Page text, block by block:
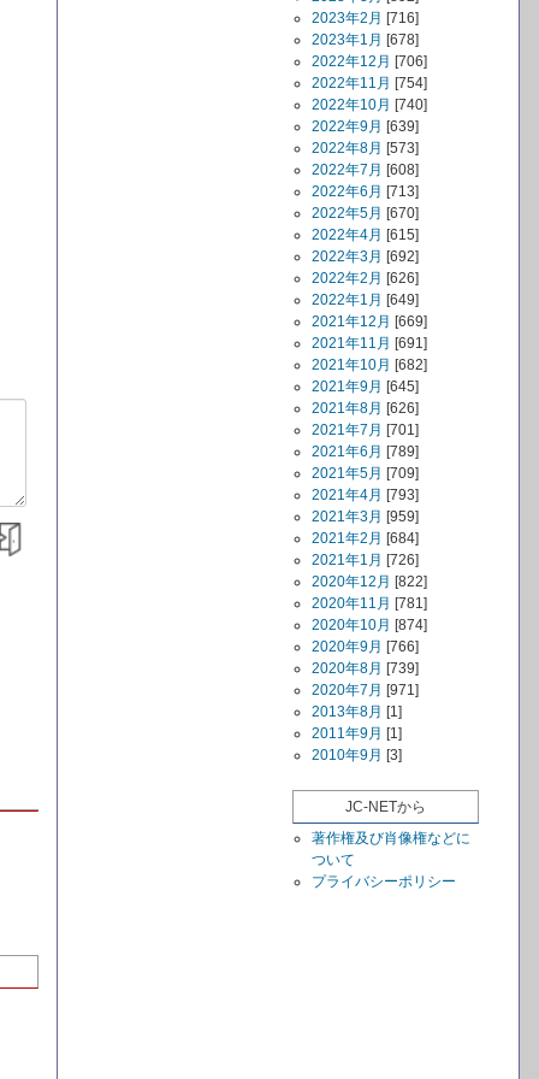
2023年2月 [716]
2023年1月 [678]
2022年12月 [706]
2022年11月 [754]
2022年10月 [740]
2022年9月 [639]
2022年8月 [573]
2022年7月 [608]
2022年6月 [713]
2022年5月 [670]
2022年4月 [615]
2022年3月 [692]
2022年2月 [626]
2022年1月 [649]
2021年12月 [669]
2021年11月 [691]
2021年10月 [682]
2021年9月 [645]
2021年8月 [626]
2021年7月 [701]
2021年6月 [789]
2021年5月 [709]
2021年4月 [793]
2021年3月 [959]
2021年2月 [684]
2021年1月 [726]
2020年12月 [822]
2020年11月 [781]
2020年10月 [874]
2020年9月 [766]
2020年8月 [739]
2020年7月 [971]
2013年8月 [1]
2011年9月 [1]
2010年9月 [3]
JC-NETから
著作権及び肖像権などに
ついて
プライバシーポリシー